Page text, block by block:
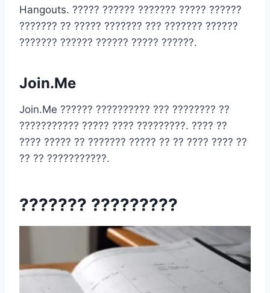
Hangouts. ????? ?????? ??????? ????? ??????
??????? ?? ????? ??????? ??? ??????? ??????
??????? ?????? ?????? ????? ??????.
Join.Me
Join.Me ?????? ?????????? ??? ???????? ??
??????????? ????? ???? ?????????. ???? ??
???? ????? ?? ??????? ????? ?? ?? ???? ???? ??
?? ?? ???????????.
??????? ?????????